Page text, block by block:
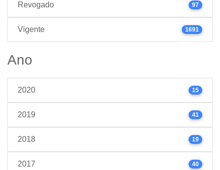
Revogado 97
Vigente 1691
Ano
2020 15
2019 41
2018 19
2017 40